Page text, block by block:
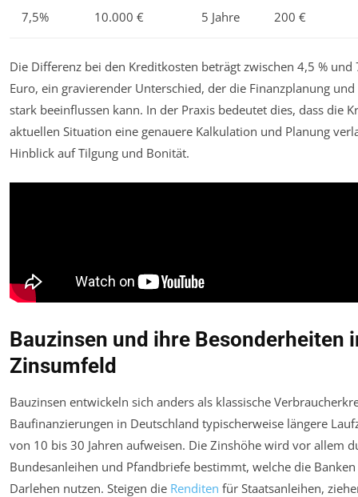
7,5% 10.000 € 5 Jahre 200 €
Die Differenz bei den Kreditkosten beträgt zwischen 4,5 % und
Euro, ein gravierender Unterschied, der die Finanzplanung
stark beeinflussen kann. In der Praxis bedeutet dies, dass die
aktuellen Situation eine genauere Kalkulation und Planung
Hinblick auf Tilgung und Bonität.
Bauzinsen und ihre Besonderheiten
Zinsumfeld
Bauzinsen entwickeln sich anders als klassische
Baufinanzierungen in Deutschland typischerweise längere
von 10 bis 30 Jahren aufweisen. Die Zinshöhe wird vor allem
Bundesanleihen und Pfandbriefe bestimmt, welche die
Darlehen nutzen. Steigen die Renditen für Staatsanleihen,